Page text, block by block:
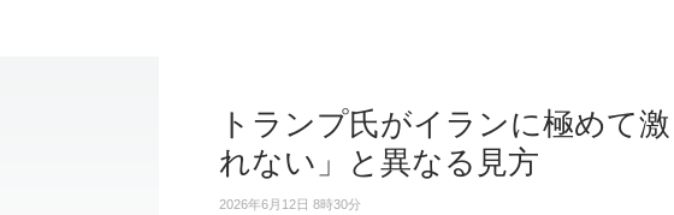
トランプ氏がイランに極めて
れない」と異なる見方
2026年6月12日 8時30分